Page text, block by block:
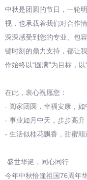
中秋是团圆的节日，一轮
视，也承载着我们对合作
深深感受到您的专业、包
键时刻的鼎力支持，都让
作始终以“圆满”为目标，
在此，衷心祝愿您：
- 阖家团圆，幸福安康，
- 事业如月中天，步步高
- 生活似桂花飘香，甜蜜
盛世华诞，同心同行
今年中秋恰逢祖国76周年